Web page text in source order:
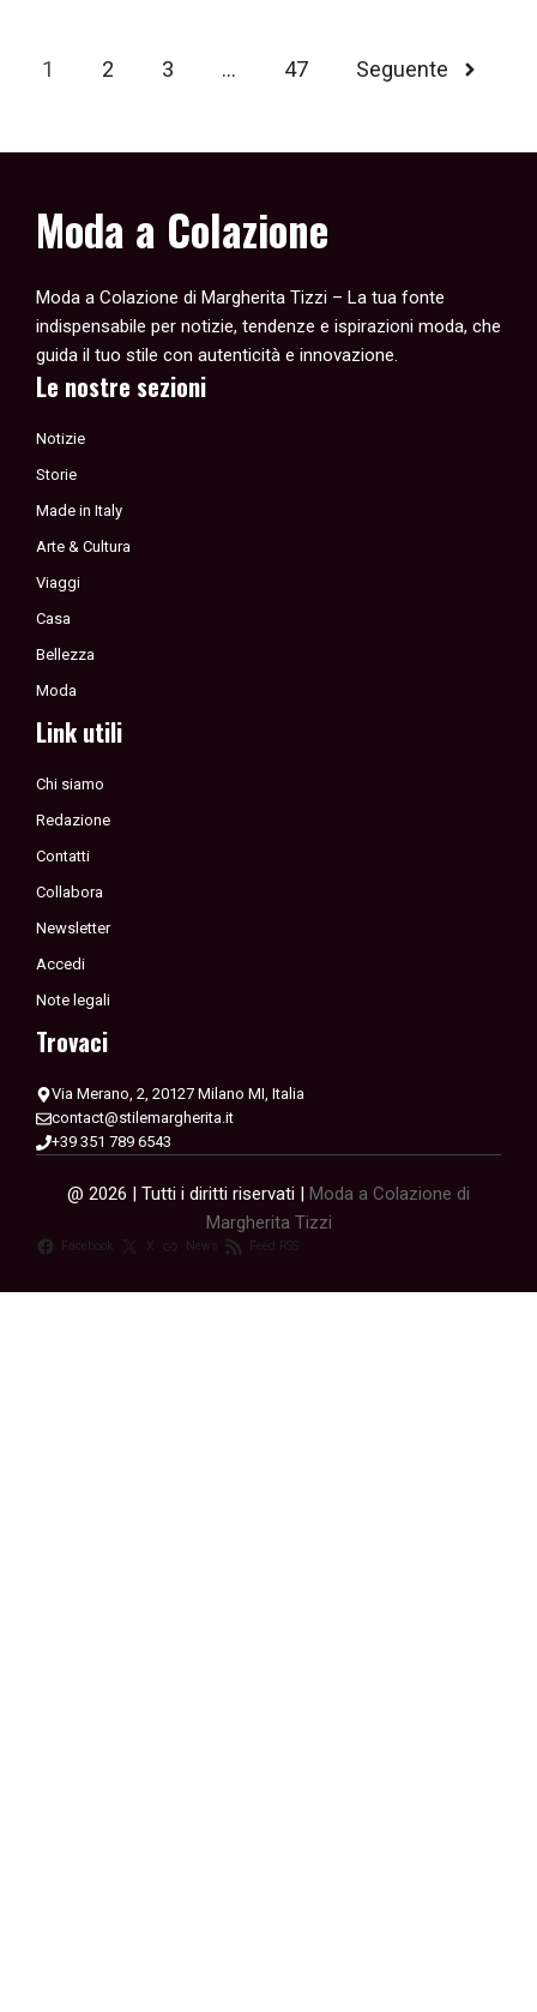
1 2 3 … 47 Seguente
Moda a Colazione
Moda a Colazione di Margherita Tizzi – La tua fonte
indispensabile per notizie, tendenze e ispirazioni moda, che
guida il tuo stile con autenticità e innovazione.
Le nostre sezioni
Notizie
Storie
Made in Italy
Arte & Cultura
Viaggi
Casa
Bellezza
Moda
Link utili
Chi siamo
Redazione
Contatti
Collabora
Newsletter
Accedi
Note legali
Trovaci
Via Merano, 2, 20127 Milano MI, Italia
contact@stilemargherita.it
+39 351 789 6543
@ 2026 | Tutti i diritti riservati | Moda a Colazione di
Margherita Tizzi
Facebook X News Feed RSS